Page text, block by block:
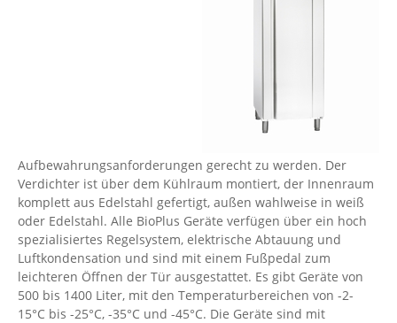
Aufbewahrungsanforderungen gerecht zu werden. Der
Verdichter ist über dem Kühlraum montiert, der Innenraum
komplett aus Edelstahl gefertigt, außen wahlweise in weiß
oder Edelstahl. Alle BioPlus Geräte verfügen über ein hoch
spezialisiertes Regelsystem, elektrische Abtauung und
Luftkondensation und sind mit einem Fußpedal zum
leichteren Öffnen der Tür ausgestattet. Es gibt Geräte von
500 bis 1400 Liter, mit den Temperaturbereichen von -2-
15°C bis -25°C, -35°C und -45°C. Die Geräte sind mit